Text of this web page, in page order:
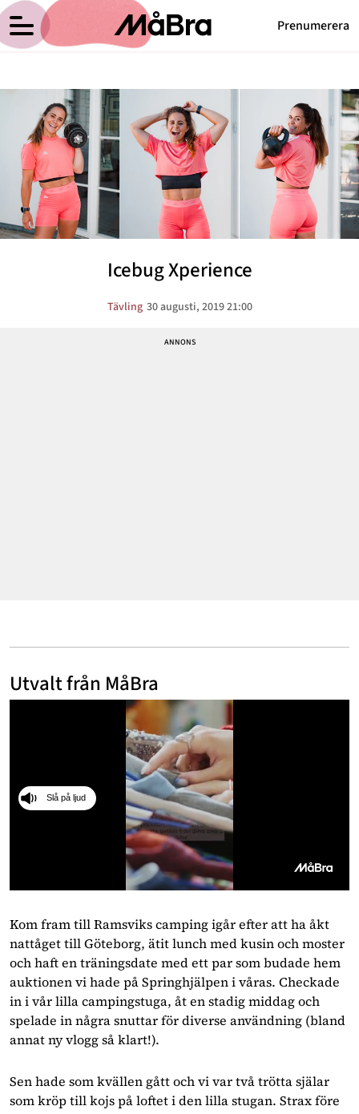
Prenumerera
Medicin
Psykologi
Vikt
Relationer
Anna Haags blogg Meny
Hem
Om Anna
Kategorier
Arkiv
Kontakt
Icebug Xperience
Tävling 30 augusti, 2019 21:00
Utvalt från MåBra
of
41
seconds
Slå på ljud
Kom fram till Ramsviks camping igår efter att ha åkt
nattåget till Göteborg, ätit lunch med kusin och moster
och haft en träningsdate med ett par som budade hem
auktionen vi hade på Springhjälpen i våras. Checkade
in i vår lilla campingstuga, åt en stadig middag och
spelade in några snuttar för diverse användning (bland
annat ny vlogg så klart!).
Sen hade som kvällen gått och vi var två trötta själar
som kröp till kojs på loftet i den lilla stugan. Strax före